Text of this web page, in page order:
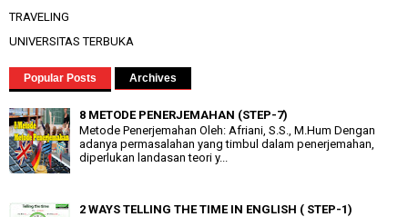
TRAVELING
UNIVERSITAS TERBUKA
Popular Posts Archives
8 METODE PENERJEMAHAN (STEP-7)
Metode Penerjemahan Oleh: Afriani, S.S., M.Hum Dengan
adanya permasalahan yang timbul dalam penerjemahan,
diperlukan landasan teori y...
2 WAYS TELLING THE TIME IN ENGLISH ( STEP-1)